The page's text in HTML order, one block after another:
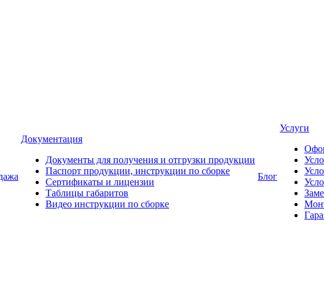
Документация
Документы для получения и отгрузки продукции
Паспорт продукции, инструкции по сборке
Сертификаты и лицензии
Таблицы габаритов
Видео инструкции по сборке
Блог
Услуги